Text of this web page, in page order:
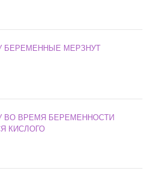
БЕРЕМЕННЫЕ МЕРЗНУТ
ВО ВРЕМЯ БЕРЕМЕННОСТИ
КИСЛОГО